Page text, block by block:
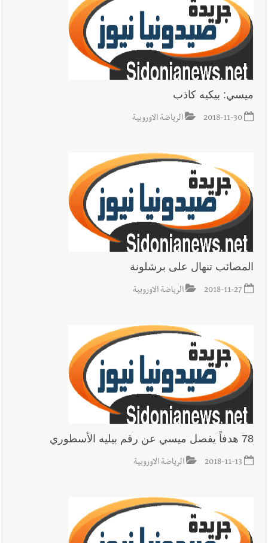
ميسي: بيكيه كاذب
2018-11-30 الرياضة الاوروبية
المصائب تنهال على برشلونة
2018-11-27 الرياضة الاوروبية
78 هدفاً يفصل ميسي عن رقم بيليه الأسطوري
2018-11-13 الرياضة الاوروبية